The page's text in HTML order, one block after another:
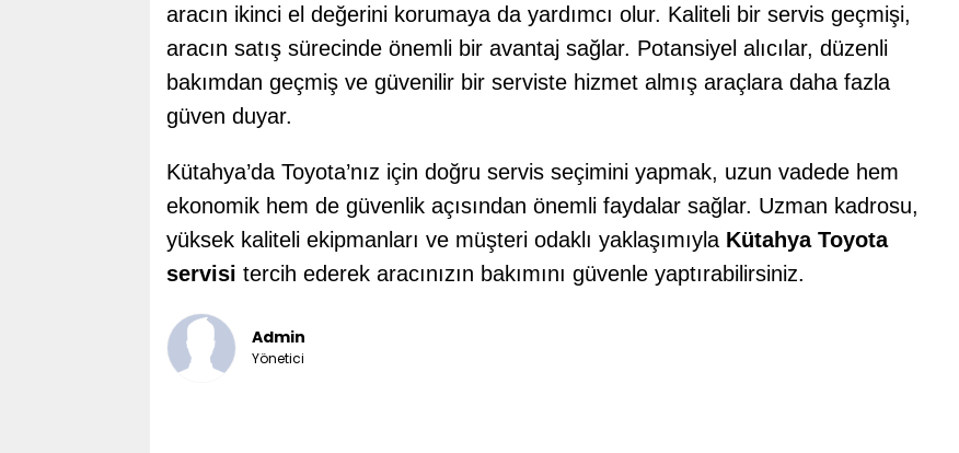
aracın ikinci el değerini korumaya da yardımcı olur. Kaliteli bir servis geçmişi,
aracın satış sürecinde önemli bir avantaj sağlar. Potansiyel alıcılar, düzenli
bakımdan geçmiş ve güvenilir bir serviste hizmet almış araçlara daha fazla
güven duyar.
Kütahya’da Toyota’nız için doğru servis seçimini yapmak, uzun vadede hem
ekonomik hem de güvenlik açısından önemli faydalar sağlar. Uzman kadrosu,
yüksek kaliteli ekipmanları ve müşteri odaklı yaklaşımıyla Kütahya Toyota
servisi tercih ederek aracınızın bakımını güvenle yaptırabilirsiniz.
Admin
Yönetici